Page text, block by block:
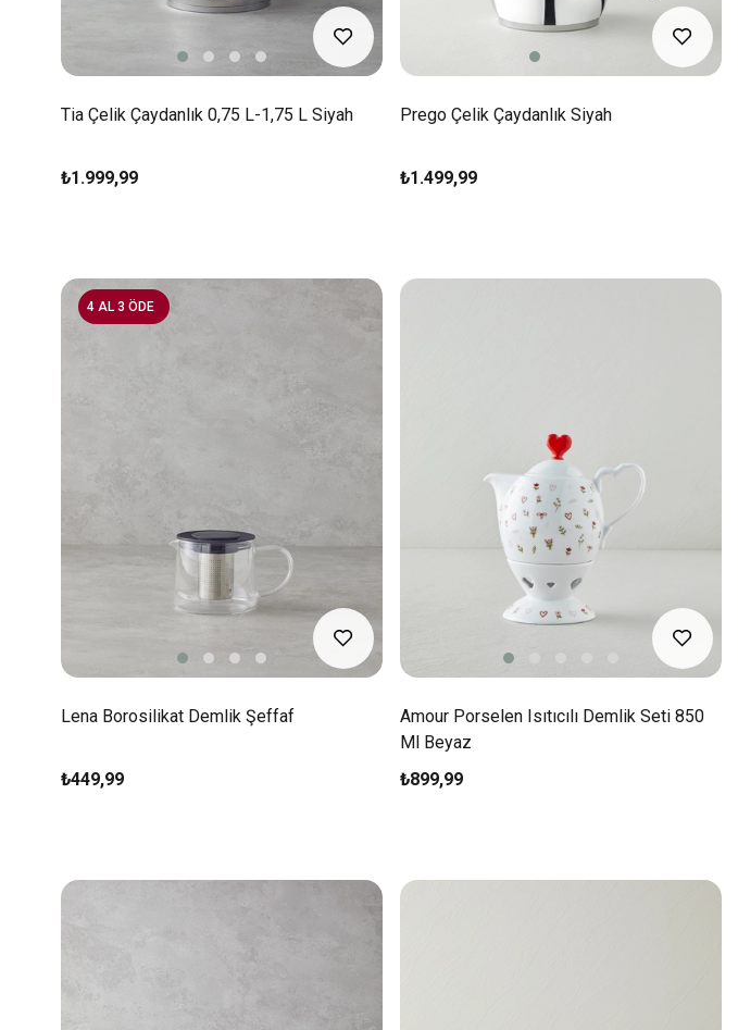
Tia Çelik Çaydanlık 0,75 L-1,75 L Siyah
₺1.999,99
Prego Çelik Çaydanlık Siyah
₺1.499,99
Lena Borosilikat Demlik Şeffaf
₺449,99
4 AL 3 ÖDE
Amour Porselen Isıtıcılı Demlik Seti 850
Ml Beyaz
₺899,99